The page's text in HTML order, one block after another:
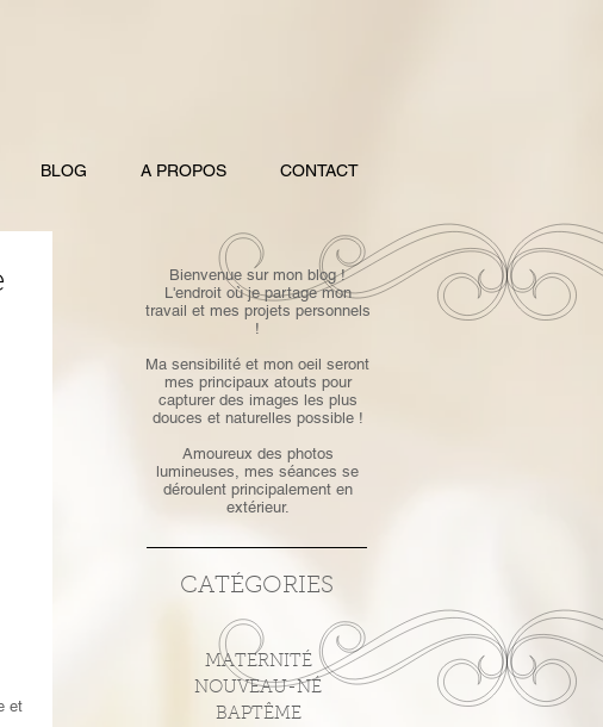
BLOG A PROPOS CONTACT
et
Bienvenue sur mon blog !
L'endroit où je partage mon
travail et mes projets personnels
!
Ma sensibilité et mon oeil seront
mes principaux atouts pour
capturer des images les plus
douces et naturelles possible !
Amoureux des photos
lumineuses, mes séances se
déroulent principalement en
extérieur.
CATÉGORIES
MATERNITÉ
NOUVEAU-NÉ
BAPTÊME